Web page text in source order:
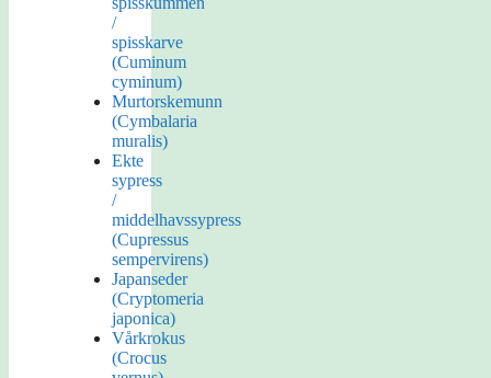
/
spisskarve
(Cuminum
cyminum)
Murtorskemunn
(Cymbalaria
muralis)
Ekte
sypress
/
middelhavssypress
(Cupressus
sempervirens)
Japanseder
(Cryptomeria
japonica)
Vårkrokus
(Crocus